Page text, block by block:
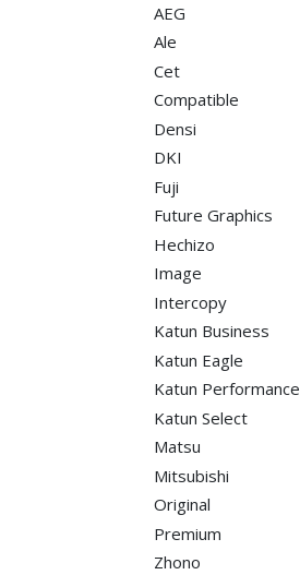
AEG
Ale
Cet
Compatible
Densi
DKI
Fuji
Future Graphics
Hechizo
Image
Intercopy
Katun Business
Katun Eagle
Katun Performance
Katun Select
Matsu
Mitsubishi
Original
Premium
Zhono